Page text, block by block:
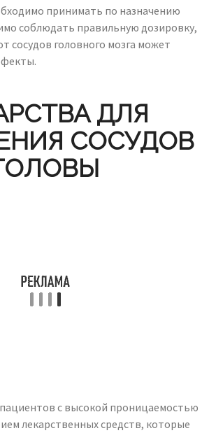
принимать по назначению
соблюдать правильную дозировку,
сосудов головного мозга может
ДЛЯ
СОСУДОВ
с высокой проницаемостью
лекарственных средств, которые